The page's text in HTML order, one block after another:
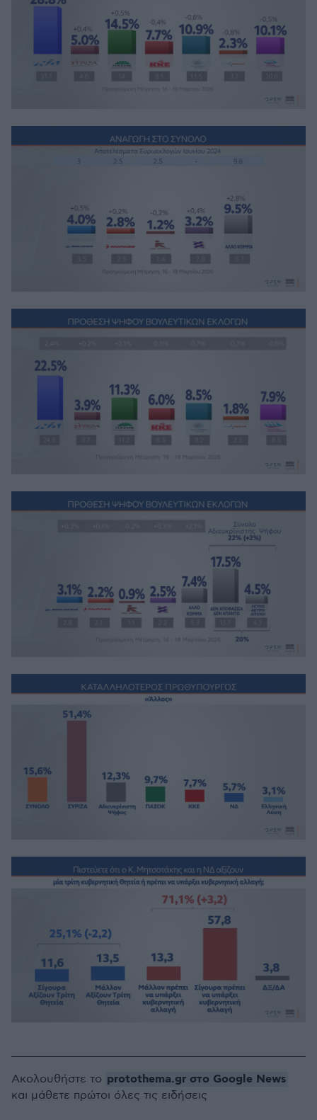
Ακολουθήστε το protothema.gr στο Google News
και μάθετε πρώτοι όλες τις ειδήσεις